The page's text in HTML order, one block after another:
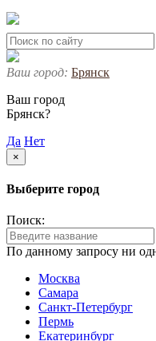
Ваш город: Брянск
Ваш город
Брянск?
Да Нет
×
Выберите город
Поиск:
По данному запросу ни
Москва
Самара
Санкт-Петербург
Пермь
Екатеринбург